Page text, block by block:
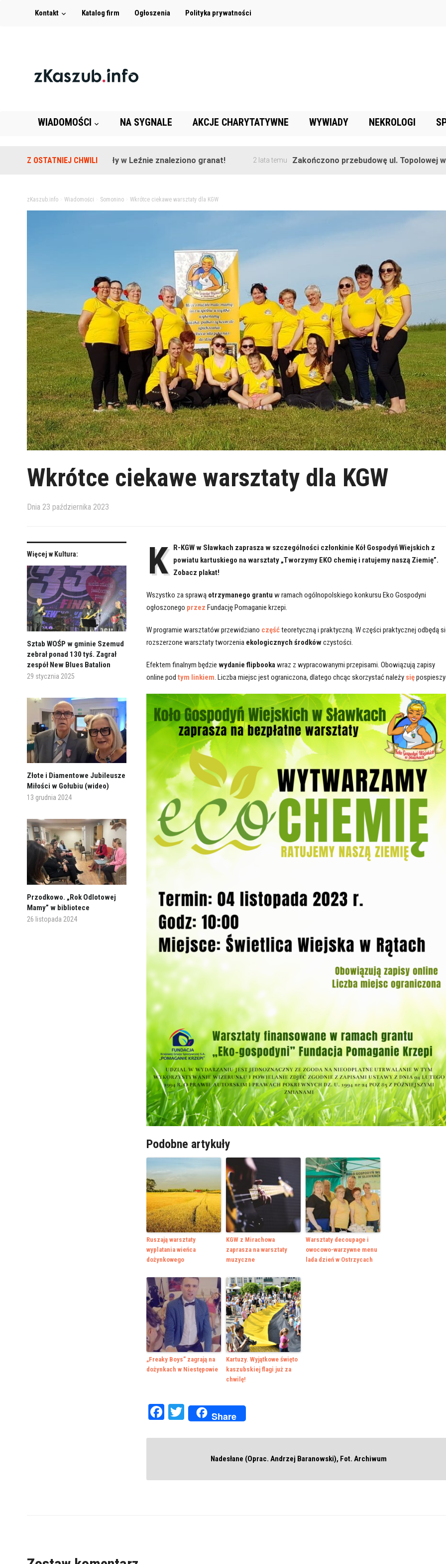
Kontakt Katalog firm Ogłoszenia Polityka prywatności
WIADOMOŚCI NA SYGNALE AKCJE CHARYTATYWNE WYWIADY NEKROLOGI
Z OSTATNIEJ CHWILI
Na terenie szkoły w Leźnie znaleziono granat! 2 lata temu Zakończono przebudowę ul. Topolowej w
zKaszub.info> Wiadomości Somonino> Wkrótce ciekawe warsztaty dla KGW
Wkrótce ciekawe warsztaty dla KGW
Dnia 23 października 2023
Więcej w Kultura:
Sztab WOŚP w gminie Szemud
zebrał ponad 130 tyś. Zagrał
zespół New Blues Batalion
29 stycznia 2025
Złote i Diamentowe Jubileusze
Miłości w Gołubiu (wideo)
13 grudnia 2024
Przodkowo. „Rok Odlotowej
Mamy” w bibliotece
26 listopada 2024
K
R-KGW w Sławkach zaprasza w szczególności członkinie Kół Gospodyń Wiejskich z
powiatu kartuskiego na warsztaty „Tworzymy EKO chemię i ratujemy naszą Ziemię”.
Zobacz plakat!
Wszystko za sprawąotrzymanego grantu w ramach ogólnopolskiego konkursu Eko Gospodyni
ogłoszonego przez Fundację Pomaganie krzepi.
W programie warsztatów przewidziano częśćteoretyczną i praktyczną. W części praktycznej odbędą
rozszerzone warsztaty tworzenia ekologicznych środkówczystości.
Efektem finalnym będzie wydanie flipbookawraz z wypracowanymi przepisami. Obowiązują zapisy
online pod tym linkiem. Liczba miejsc jest ograniczona, dlatego chcąc skorzystać należysię
Podobne artykuły
Ruszają warsztaty
wyplatania wieńca
dożynkowego
KGW z Mirachowa
zaprasza na warsztaty
muzyczne
Warsztaty decoupage i
owocowo-warzywne menu
lada dzień w Ostrzycach
„Freaky Boys” zagrają na
dożynkach w Niestępowie
Kartuzy. Wyjątkowe święto
kaszubskiej flagi już za
chwilę!
Facebook
Twitter
Share
Nadesłane (Oprac. Andrzej Baranowski), Fot. Archiwum